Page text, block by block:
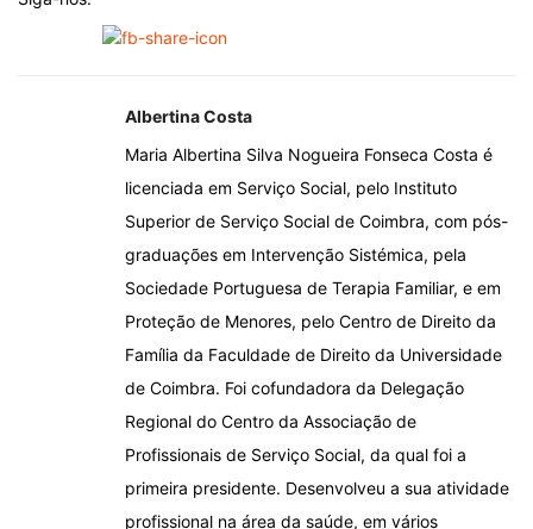
Albertina Costa
Maria Albertina Silva Nogueira Fonseca Costa é
licenciada em Serviço Social, pelo Instituto
Superior de Serviço Social de Coimbra, com pós-
graduações em Intervenção Sistémica, pela
Sociedade Portuguesa de Terapia Familiar, e em
Proteção de Menores, pelo Centro de Direito da
Família da Faculdade de Direito da Universidade
de Coimbra. Foi cofundadora da Delegação
Regional do Centro da Associação de
Profissionais de Serviço Social, da qual foi a
primeira presidente. Desenvolveu a sua atividade
profissional na área da saúde, em vários